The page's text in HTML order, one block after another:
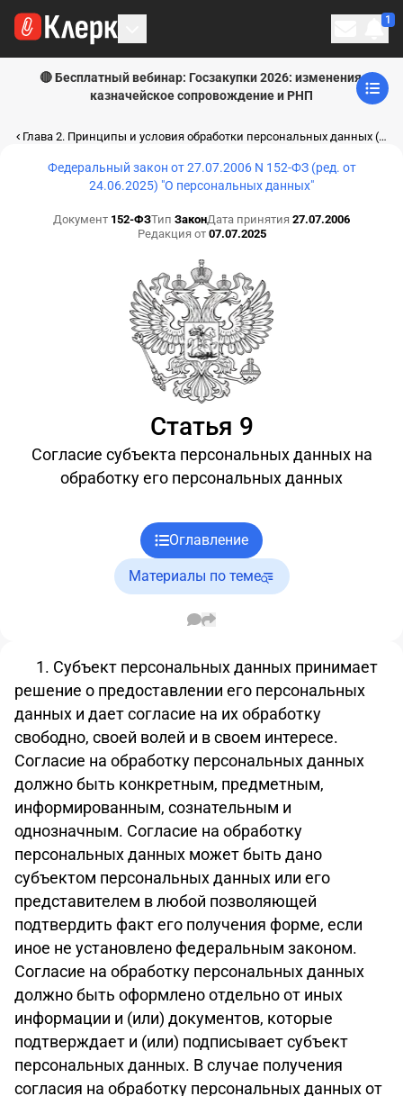
1
🔴 Бесплатный вебинар: Госзакупки 2026: изменения,
казначейское сопровождение и РНП
Глава 2. Принципы и условия обработки персональных данных (ст.ст. 5 - 13.1)
Федеральный закон от 27.07.2006 N 152-ФЗ (ред. от
24.06.2025) "О персональных данных"
Документ 152-ФЗТип ЗаконДата принятия 27.07.2006
Редакция от 07.07.2025
Статья 9
Согласие субъекта персональных данных на
обработку его персональных данных
Оглавление
Материалы по теме
1. Субъект персональных данных принимает
решение о предоставлении его персональных
данных и дает согласие на их обработку
свободно, своей волей и в своем интересе.
Согласие на обработку персональных данных
должно быть конкретным, предметным,
информированным, сознательным и
однозначным. Согласие на обработку
персональных данных может быть дано
субъектом персональных данных или его
представителем в любой позволяющей
подтвердить факт его получения форме, если
иное не установлено федеральным законом.
Согласие на обработку персональных данных
должно быть оформлено отдельно от иных
информации и (или) документов, которые
подтверждает и (или) подписывает субъект
персональных данных. В случае получения
согласия на обработку персональных данных от